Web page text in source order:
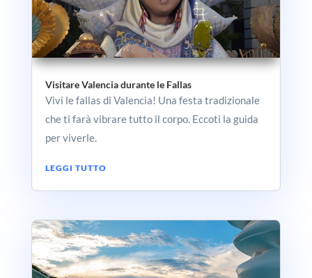
Visitare Valencia durante le Fallas
Vivi le fallas di Valencia! Una festa tradizionale
che ti farà vibrare tutto il corpo. Eccoti la guida
per viverle.
LEGGI TUTTO